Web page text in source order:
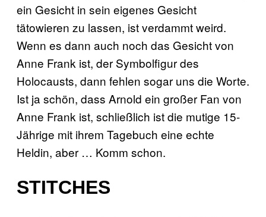
ein Gesicht in sein eigenes Gesicht
tätowieren zu lassen, ist verdammt weird.
Wenn es dann auch noch das Gesicht von
Anne Frank ist, der Symbolfigur des
Holocausts, dann fehlen sogar uns die Worte.
Ist ja schön, dass Arnold ein großer Fan von
Anne Frank ist, schließlich ist die mutige 15-
Jährige mit ihrem Tagebuch eine echte
Heldin, aber … Komm schon.
STITCHES